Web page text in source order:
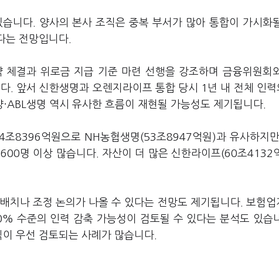
니다. 양사의 본사 조직은 중복 부서가 많아 통합이 가시화
는 전망입니다.
체결과 위로금 지급 기준 마련 선행을 강조하며 금융위원회
. 앞서 신한생명과 오렌지라이프 통합 당시 1년 내 전체 인력
생명 역시 유사한 흐름이 재현될 가능성도 제기됩니다.
조8396억원으로 NH농협생명(53조8947억원)과 유사하지
명 이상 많습니다. 자산이 더 많은 신한라이프(60조4132
치나 조정 논의가 나올 수 있다는 전망도 제기됩니다. 보험업
수준의 인력 감축 가능성이 검토될 수 있다는 분석도 있습
우선 검토되는 사례가 많습니다.